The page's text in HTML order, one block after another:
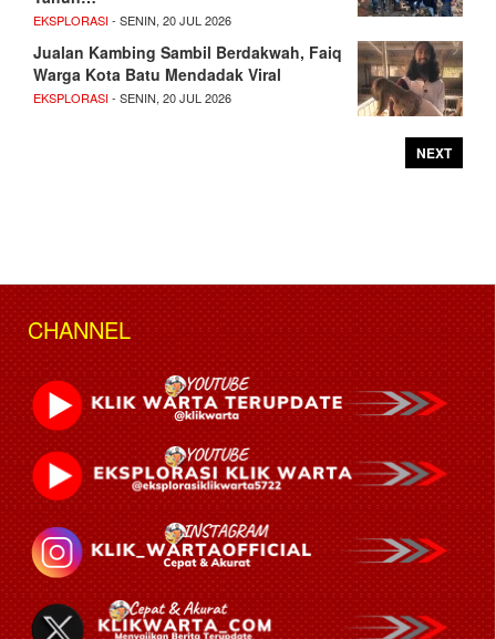
EKSPLORASI- SENIN, 20 JUL 2026
Jualan Kambing Sambil Berdakwah, Faiq
Warga Kota Batu Mendadak Viral
EKSPLORASI- SENIN, 20 JUL 2026
NEXT
CHANNEL